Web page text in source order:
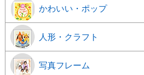
かわいい・ポップ
人形・クラフト
写真フレーム